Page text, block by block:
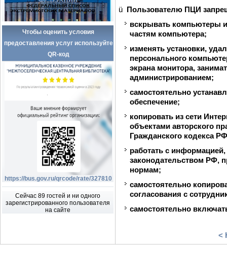
Чтобы оценить условия
предоставления услуг используйте
QR-код
https://bus.gov.ru/qrcode/rate/327810
Сейчас 89 гостей и ни одного
зарегистрированного пользователя
на сайте
ü Пользователю ПЦИ
вскрывать компьютеры
частям компьютера;
изменять установки,
персонального
экрана монитора,
администрированием;
самостоятельно
обеспечение;
копировать из сети
объектами авторского
Гражданского кодекса
работать с
законодательством РФ,
нормам;
самостоятельно
согласования с
самостоятельно
<